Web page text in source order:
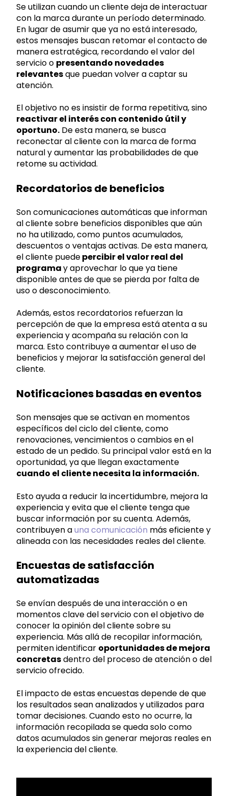
Se utilizan cuando un cliente deja de interactuar
con la marca durante un período determinado.
En lugar de asumir que ya no está interesado,
estos mensajes buscan retomar el contacto de
manera estratégica, recordando el valor del
servicio o presentando novedades
relevantesque puedan volver a captar su
atención.
El objetivo no es insistir de forma repetitiva, sino
reactivar el interés con contenido útil y
oportuno. De esta manera, se busca
reconectar al cliente con la marca de forma
natural y aumentar las probabilidades de que
retome su actividad.
Recordatorios de beneficios
Son comunicaciones automáticas que informan
al cliente sobre beneficios disponibles que aún
no ha utilizado, como puntos acumulados,
descuentos o ventajas activas. De esta manera,
el cliente puedepercibir el valor real del
programayaprovechar lo que ya tiene
disponible antes de que se pierda por falta de
uso o desconocimiento.
Además, estos recordatorios refuerzan la
percepción de que la empresa está atenta a su
experiencia y acompaña su relación con la
marca. Esto contribuye a aumentar el uso de
beneficios y mejorar la satisfacción general del
cliente.
Notificaciones basadas en eventos
Son mensajes que se activan en momentos
específicos del ciclo del cliente, como
renovaciones, vencimientos o cambios en el
estado de un pedido. Su principal valor está en la
oportunidad, ya que llegan exactamente
cuando el cliente necesita la información.
Esto ayuda a reducir la incertidumbre, mejora la
experiencia y evita que el cliente tenga que
buscar información por su cuenta. Además,
contribuyen auna comunicación más eficiente y
alineada con las necesidades reales del cliente.
Encuestas de satisfacción
automatizadas
Se envían después de una interacción o en
momentos clave del servicio con el objetivo de
conocer la opinión del cliente sobre su
experiencia. Más allá de recopilar información,
permiten identificar oportunidades de mejora
concretasdentro del proceso de atención o del
servicio ofrecido.
El impacto de estas encuestas depende de que
los resultados sean analizados y utilizados para
tomar decisiones. Cuando esto no ocurre, la
información recopilada se queda solo como
datos acumulados sin generar mejoras reales en
la experiencia del cliente.